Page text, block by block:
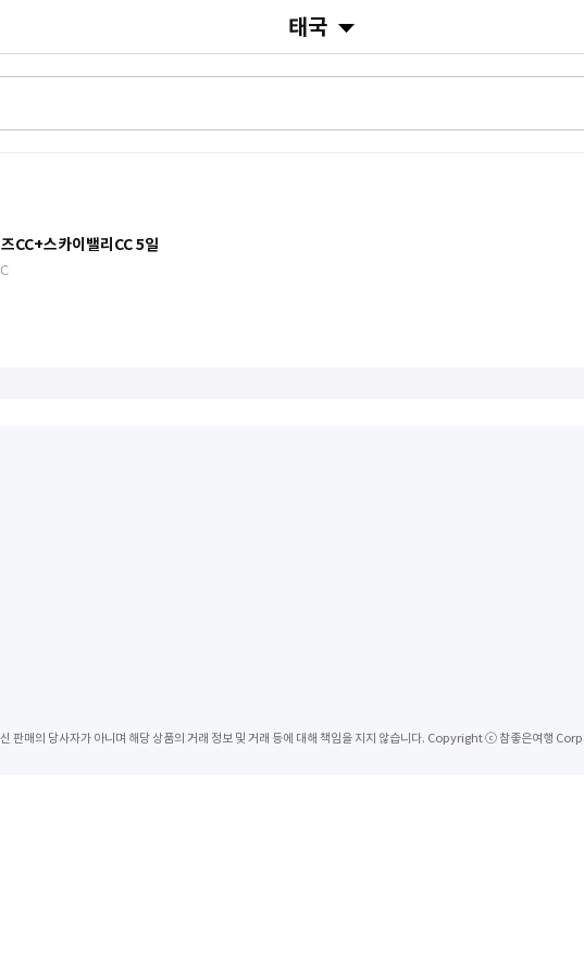
태국
CC+스카이밸리CC 5일
판매의 당사자가 아니며 해당 상품의 거래 정보 및 거래 등에 대해 책임을 지지 않습니다. Copyright ⓒ 참좋은여행